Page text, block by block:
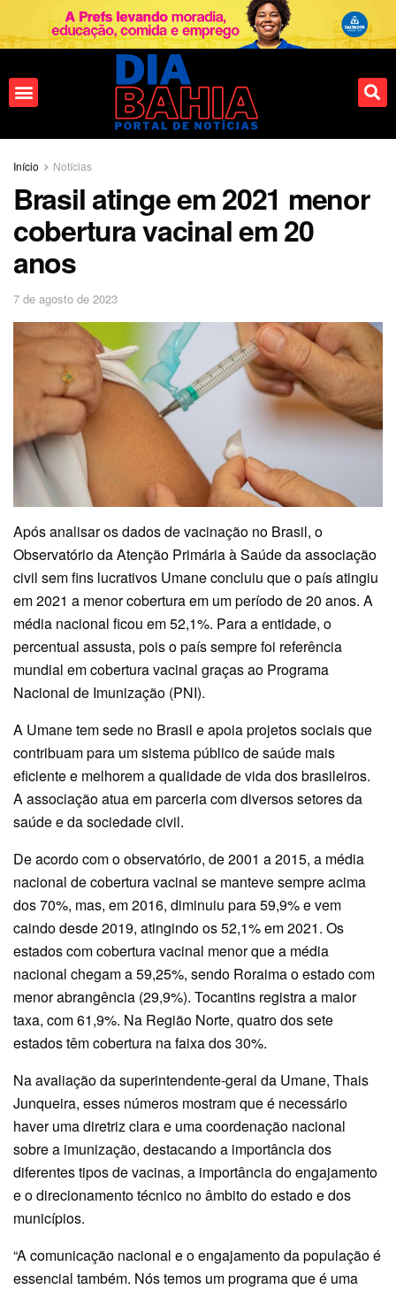
Início Notícias
Brasil atinge em 2021 menor
cobertura vacinal em 20
anos
7 de agosto de 2023
Após analisar os dados de vacinação no Brasil, o
Observatório da Atenção Primária à Saúde da associação
civil sem fins lucrativos Umane concluiu que o país atingiu
em 2021 a menor cobertura em um período de 20 anos. A
média nacional ficou em 52,1%. Para a entidade, o
percentual assusta, pois o país sempre foi referência
mundial em cobertura vacinal graças ao Programa
Nacional de Imunização (PNI).
A Umane tem sede no Brasil e apoia projetos sociais que
contribuam para um sistema público de saúde mais
eficiente e melhorem a qualidade de vida dos brasileiros.
A associação atua em parceria com diversos setores da
saúde e da sociedade civil.
De acordo com o observatório, de 2001 a 2015, a média
nacional de cobertura vacinal se manteve sempre acima
dos 70%, mas, em 2016, diminuiu para 59,9% e vem
caindo desde 2019, atingindo os 52,1% em 2021. Os
estados com cobertura vacinal menor que a média
nacional chegam a 59,25%, sendo Roraima o estado com
menor abrangência (29,9%). Tocantins registra a maior
taxa, com 61,9%. Na Região Norte, quatro dos sete
estados têm cobertura na faixa dos 30%.
Na avaliação da superintendente-geral da Umane, Thais
Junqueira, esses números mostram que é necessário
haver uma diretriz clara e uma coordenação nacional
sobre a imunização, destacando a importância dos
diferentes tipos de vacinas, a importância do engajamento
e o direcionamento técnico no âmbito do estado e dos
municípios.
“A comunicação nacional e o engajamento da população é
essencial também. Nós temos um programa que é uma